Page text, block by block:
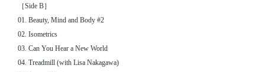
［Side B］
01. Beauty, Mind and Body #2
02. Isometrics
03. Can You Hear a New World
04. Treadmill (with Lisa Nakagawa)